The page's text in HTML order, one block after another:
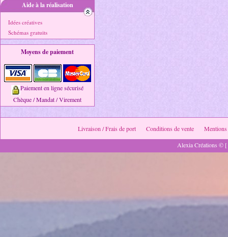
Aide à la réalisation
Idées créatives
Schémas gratuits
Moyens de paiement
Paiement en ligne sécurisé
Chèque / Mandat / Virement
Livraison / Frais de port Conditions de vente
Mentions
Alexia Créations ©